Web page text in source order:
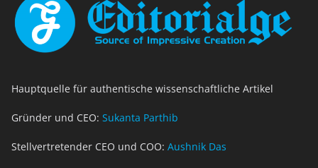
Hauptquelle für authentische wissenschaftliche Artikel
Gründer und CEO: Sukanta Parthib
Stellvertretender CEO und COO: Aushnik Das